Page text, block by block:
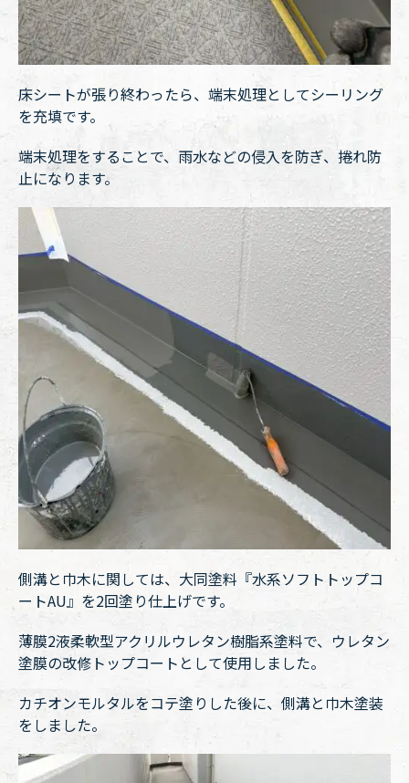
床シートが張り終わったら、端末処理としてシーリング
を充填です。
端末処理をすることで、雨水などの侵入を防ぎ、捲れ防
止になります。
側溝と巾木に関しては、大同塗料『水系ソフトトップコ
ートAU』を2回塗り仕上げです。
薄膜2液柔軟型アクリルウレタン樹脂系塗料で、ウレタン
塗膜の改修トップコートとして使用しました。
カチオンモルタルをコテ塗りした後に、側溝と巾木塗装
をしました。